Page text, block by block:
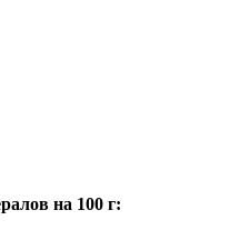
на 100 г: